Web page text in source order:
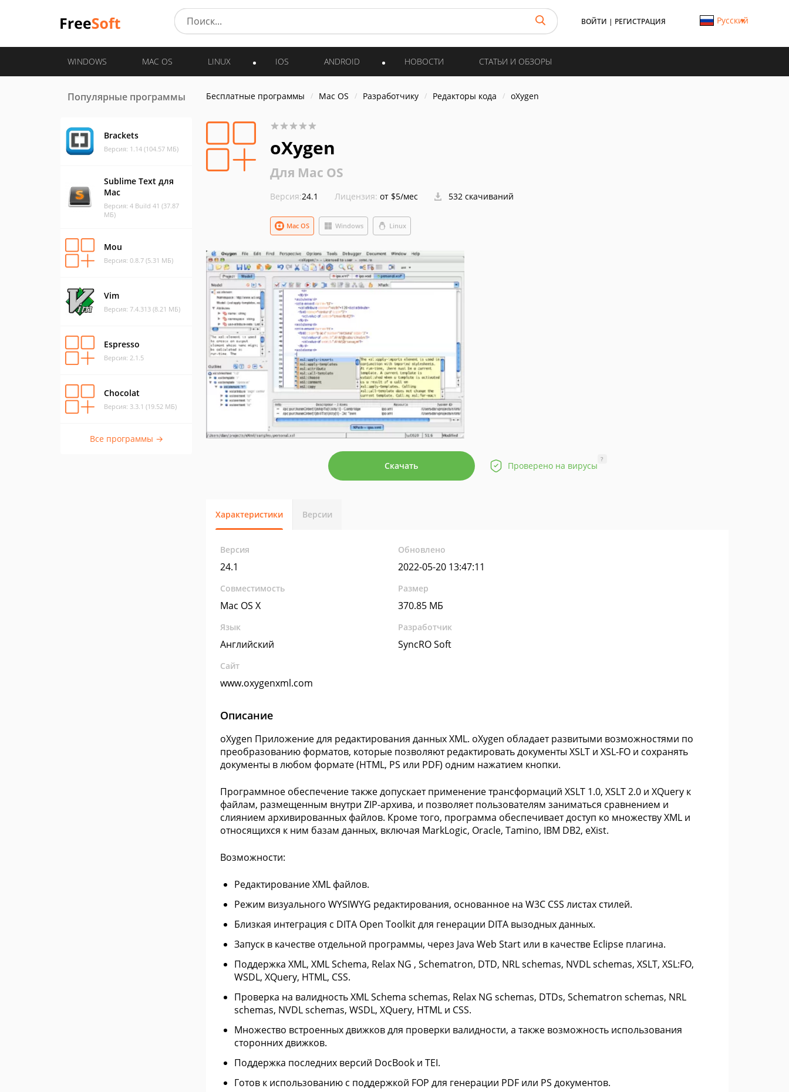
ВОЙТИ | РЕГИСТРАЦИЯ Русский
WINDOWS MAC OS LINUX IOS ANDROID НОВОСТИ СТАТЬИ И ОБЗОРЫ
Популярные программы
Brackets
Версия: 1.14 (104.57 МБ)
Sublime Text для
Mac
Версия: 4 Build 41 (37.87
МБ)
Mou
Версия: 0.8.7 (5.31 МБ)
Vim
Версия: 7.4.313 (8.21 МБ)
Espresso
Версия: 2.1.5
Chocolat
Версия: 3.3.1 (19.52 МБ)
Все программы →
Бесплатные программы Mac OS Разработчику Редакторы кода oXygen
oXygen
Для Mac OS
Версия:24.1 Лицензия: от $5/мес 532 скачиваний
Mac OS Windows Linux
Скачать Проверено на вирусы
?
Характеристики Версии
Версия
24.1
Обновлено
2022-05-20 13:47:11
Совместимость
Mac OS X
Размер
370.85 МБ
Язык
Английский
Разработчик
SyncRO Soft
Сайт
www.oxygenxml.com
Описание
oXygen Приложение для редактирования данных XML. oXygen обладает развитыми возможностями по
преобразованию форматов, которые позволяют редактировать документы XSLT и XSL-FO и сохранять
документы в любом формате (HTML, PS или PDF) одним нажатием кнопки.
Программное обеспечение также допускает применение трансформаций XSLT 1.0, XSLT 2.0 и XQuery к
файлам, размещенным внутри ZIP-архива, и позволяет пользователям заниматься сравнением и
слиянием архивированных файлов. Кроме того, программа обеспечивает доступ ко множеству XML и
относящихся к ним базам данных, включая MarkLogic, Oracle, Tamino, IBM DB2, eXist.
Возможности:
Редактирование XML файлов.
Режим визуального WYSIWYG редактирования, основанное на W3C CSS листах стилей.
Близкая интеграция с DITA Open Toolkit для генерации DITA вызодных данных.
Запуск в качестве отдельной программы, через Java Web Start или в качестве Eclipse плагина.
Поддержка XML, XML Schema, Relax NG , Schematron, DTD, NRL schemas, NVDL schemas, XSLT, XSL:FO,
WSDL, XQuery, HTML, CSS.
Проверка на валидность XML Schema schemas, Relax NG schemas, DTDs, Schematron schemas, NRL
schemas, NVDL schemas, WSDL, XQuery, HTML и CSS.
Множество встроенных движков для проверки валидности, а также возможность использования
сторонних движков.
Поддержка последних версий DocBook и TEI.
Готов к использованию с поддержкой FOP для генерации PDF или PS документов.